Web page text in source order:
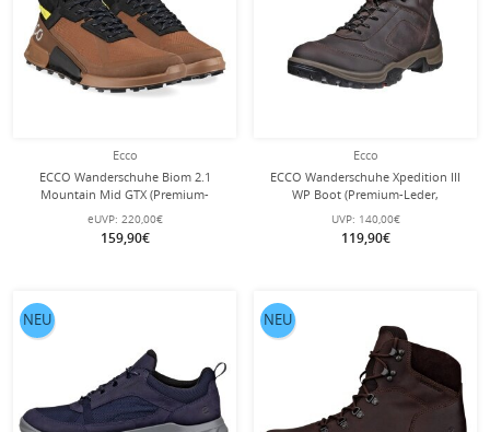
Ecco
ECCO Wanderschuhe Biom 2.1
Mountain Mid GTX (Premium-
Nubukleder, wasserdicht)
dunkelbraun Herren
eUVP: 220,00€
159,90€
Ecco
ECCO Wanderschuhe Xpedition III
WP Boot (Premium-Leder,
wasserdicht) braun Herren
UVP: 140,00€
119,90€
NEU NEU